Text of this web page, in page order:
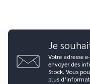
Je
Votre adresse
envoyer des
Stock. Vous
plus